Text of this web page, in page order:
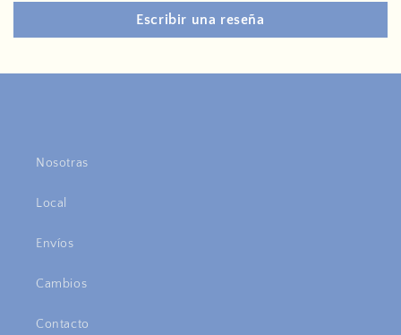
Escribir una reseña
Nosotras
Local
Envíos
Cambios
Contacto